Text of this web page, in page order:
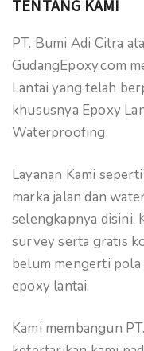
TENTANG KAMI
PT. Bumi Adi Citra
GudangEpoxy.com
Lantai yang telah
khususnya Epoxy
Waterproofing.
Layanan Kami
marka jalan dan
selengkapnya disini.
survey serta gratis
belum mengerti
epoxy lantai.
Kami membangun